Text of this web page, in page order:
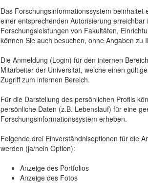
Das Forschungsinformationssystem beinhaltet
einer entsprechenden Autorisierung
Forschungsleistungen von Fakultäten,
können Sie auch besuchen, ohne Angaben zu
Die Anmeldung (Login) für den internen
Mitarbeiter der Universität, welche einen
Zugriff zum internen Bereich.
Für die Darstellung des persönlichen Profils
persönliche Daten (z.B. Lebenslauf) für eine
Forschungsinformationssystem erheben.
Folgende drei Einverständnisoptionen für die
werden (ja/nein Option):
Anzeige des Portfolios
Anzeige des Fotos